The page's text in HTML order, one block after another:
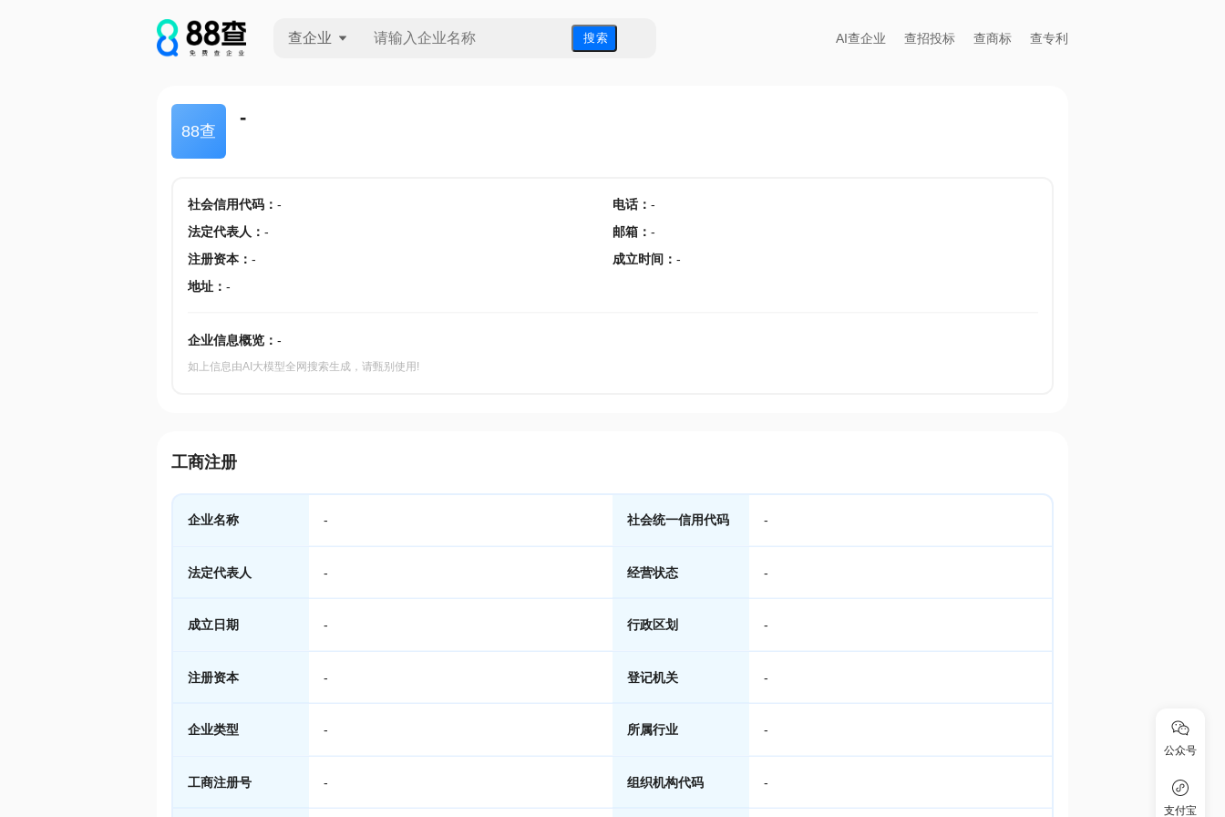
查企业 搜 索 AI查企业 查招投标 查商标 查专利
88查
-
社会信用代码： - 电话： -
法定代表人 ： - 邮箱 ： -
注册资本： - 成立时间 ： -
地址： -
企业信息概览： -
如上信息由AI大模型全网搜索生成，请甄别使用!
工商注册
企业名称 - 社会统一信用代码 -
法定代表人 - 经营状态 -
成立日期 - 行政区划 -
注册资本 - 登记机关 -
企业类型 - 所属行业 -
工商注册号 - 组织机构代码 -
公众号
支付宝